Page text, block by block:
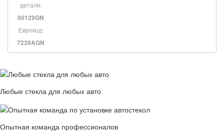
детали:
00129GN
Еврокод:
7239AGN
Любые стекла для любых авто
Опытная команда профессионалов